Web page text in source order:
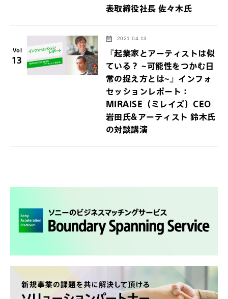
表取締役社長 佐々木氏
Vol
13
2021.04.13
『起業家とアーティストは似
ている？ ~可能性をつかむ日
常の捉え方とは~』インフォ
セッションレポート：
MIRAISE（ミレイズ）CEO
岩田氏&アーティスト 鈴木氏
の対談講演